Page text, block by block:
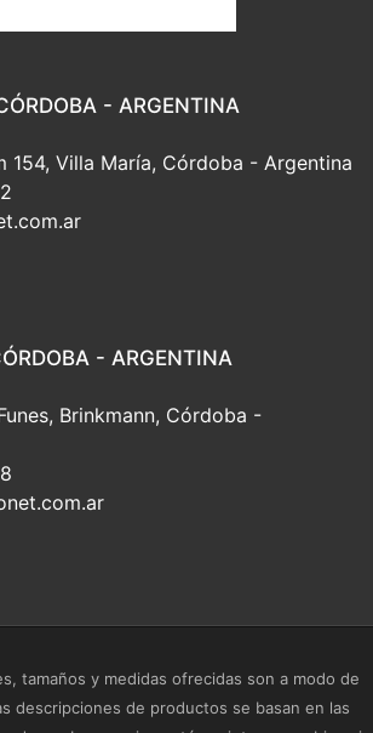
- ARGENTINA
154, Villa María, Córdoba - Argentina
- ARGENTINA
Brinkmann, Córdoba -
tamaños y medidas ofrecidas son a modo de
descripciones de productos se basan en las